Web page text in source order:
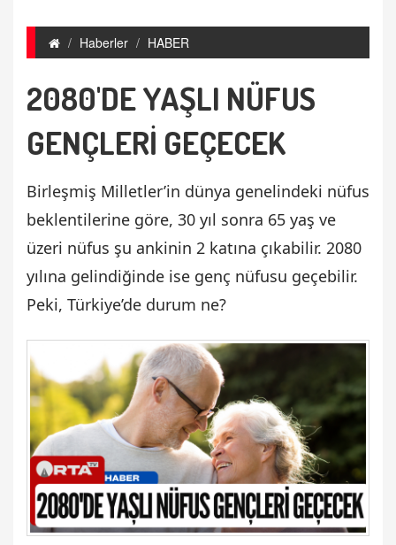
Haberler HABER
2080'DE YAŞLI NÜFUS
GENÇLERİ GEÇECEK
Birleşmiş Milletler’in dünya genelindeki nüfus
beklentilerine göre, 30 yıl sonra 65 yaş ve
üzeri nüfus şu ankinin 2 katına çıkabilir. 2080
yılına gelindiğinde ise genç nüfusu geçebilir.
Peki, Türkiye’de durum ne?